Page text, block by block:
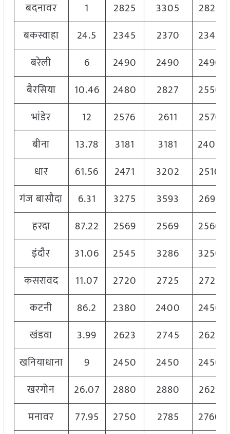
बदनावर 1 2825 3305
2825
बकस्वाहा
24.5 2345 2370
2345
बरेली
6 2490 2490
2490
बैरसिया
10.46 2480 2827
2550
भांडेर
12 2576 2611
2576
बीना
13.78 3181 3181
2400
धार
61.56 2471 3202
2510
गंज बासौदा
6.31 3275 3593
2696
हरदा
87.22 2569 2569
2560
इंदौर
31.06 2545 3286
3250
कसरावद
11.07 2720 2725
2725
कटनी
86.2 2380 2400
2450
खंडवा
3.99 2623 2745
2623
खनियाधाना
9 2450 2450
2450
खरगोन
26.07 2880 2880
2625
मनावर
77.95 2750 2785
2760